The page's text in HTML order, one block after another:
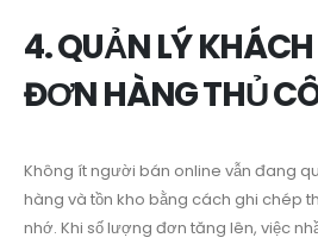
4. QUẢN LÝ
ĐƠN HÀNG THỦ
Không ít người bán online vẫn đang
hàng và tồn kho bằng cách ghi chép
nhớ. Khi số lượng đơn tăng lên, việc